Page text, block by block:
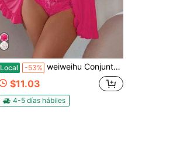
Local -53% weiweihu Conjunto de dos piezas para mujer, sexy, escote en V profundo, lazo, encaje, lazo, volantes, dobladillo con volantes, encaje de loto, ropa interior sexy para mujer, para todas las estaciones, dormitorio, baño, ropa interior, fiesta, conjunto de ropa interior sexy universal, conjuntos de cumpleaños para mujer, conjuntos de otoño para mujer, conjunto de pijama rojo, disfraces de Halloween>sexy, disfraces de Halloween sexy para mujer, perspectiva de encaje de hoja de loto sexy
$11.03
4-5 días hábiles